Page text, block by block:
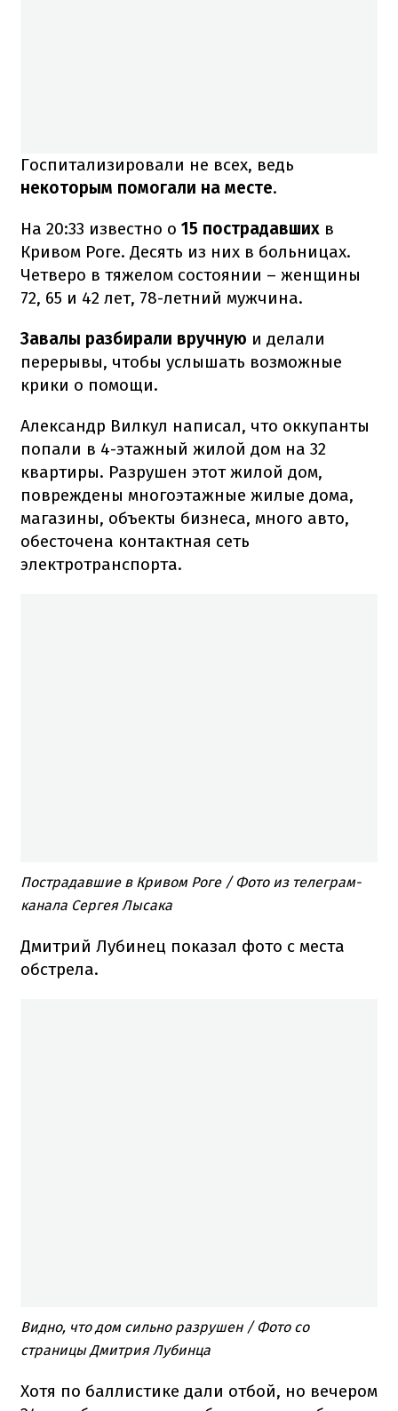
Госпитализировали не всех, ведь
некоторым помогали на месте.
На 20:33 известно о 15 пострадавших в
Кривом Роге. Десять из них в больницах.
Четверо в тяжелом состоянии – женщины
72, 65 и 42 лет, 78-летний мужчина.
Завалы разбирали вручную и делали
перерывы, чтобы услышать возможные
крики о помощи.
Александр Вилкул написал, что оккупанты
попали в 4-этажный жилой дом на 32
квартиры. Разрушен этот жилой дом,
повреждены многоэтажные жилые дома,
магазины, объекты бизнеса, много авто,
обесточена контактная сеть
электротранспорта.
Пострадавшие в Кривом Роге / Фото из телеграм-
канала Сергея Лысака
Дмитрий Лубинец показал фото с места
обстрела.
Видно, что дом сильно разрушен / Фото со
страницы Дмитрия Лубинца
Хотя по баллистике дали отбой, но вечером